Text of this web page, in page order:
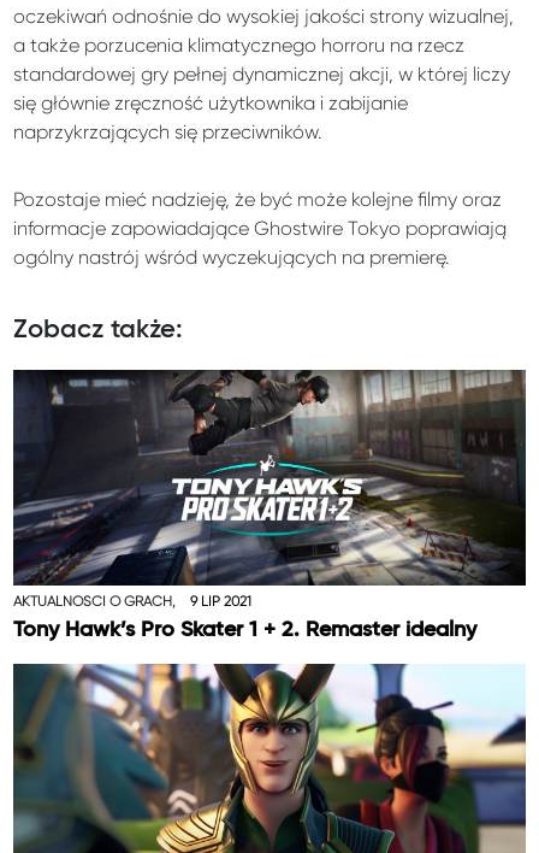
oczekiwań odnośnie do wysokiej jakości strony wizualnej,
a także porzucenia klimatycznego horroru na rzecz
standardowej gry pełnej dynamicznej akcji, w której liczy
się głównie zręczność użytkownika i zabijanie
naprzykrzających się przeciwników.
Pozostaje mieć nadzieję, że być może kolejne filmy oraz
informacje zapowiadające Ghostwire Tokyo poprawiają
ogólny nastrój wśród wyczekujących na premierę.
Zobacz także:
AKTUALNOŚCI O GRACH, 9 LIP 2021
Tony Hawk’s Pro Skater 1 + 2. Remaster idealny